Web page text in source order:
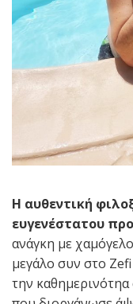
Η αυθεντική
ευγενέστατου
ανάγκη με
μεγάλο συν στο
την